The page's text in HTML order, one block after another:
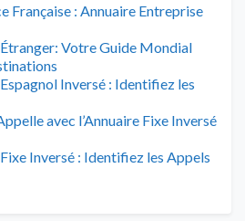
Française : Annuaire Entreprise
Votre Guide Mondial
Inversé : Identifiez les
avec l’Annuaire Fixe Inversé
Inversé : Identifiez les Appels